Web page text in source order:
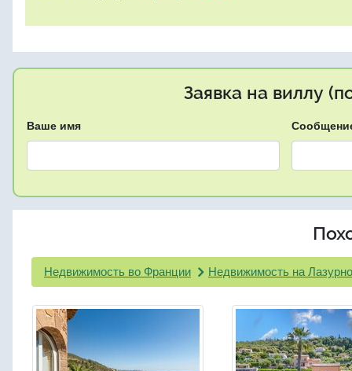
Заявка на виллу
Ваше имя
Недвижимость во Франции Недвижимость на